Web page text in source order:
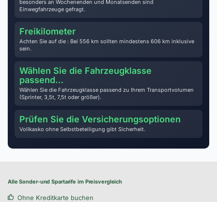
besonders an Wochenenden und Monatsenden sind
Einwegfahrzeuge gefragt.
Freikilometer
Achten Sie auf die : Bei 556 km sollten mindestens 606 km inklusive
sein.
Wählen Sie die Fahrzeugklasse
passend…
Wählen Sie die Fahrzeugklasse passend zu Ihrem Transportvolumen
(Sprinter, 3,5t, 7,5t oder größer).
Prüfen Sie die Versicherungsoptionen
Vollkasko ohne Selbstbeteiligung gibt Sicherheit.
Alle Sonder-und Spartarife im Preisvergleich
Ohne Kreditkarte buchen